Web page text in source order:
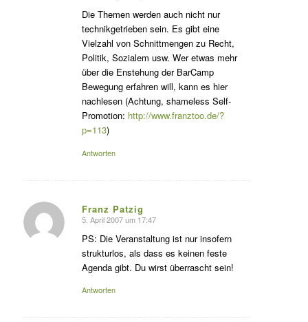
Die Themen werden auch nicht nur
technikgetrieben sein. Es gibt eine
Vielzahl von Schnittmengen zu Recht,
Politik, Sozialem usw. Wer etwas mehr
über die Enstehung der BarCamp
Bewegung erfahren will, kann es hier
nachlesen (Achtung, shameless Self-
Promotion: http://www.franztoo.de/?
p=113)
Antworten
Franz Patzig
s
agte:
5. April 2007 um 17:47
PS: Die Veranstaltung ist nur insofern
strukturlos, als dass es keinen feste
Agenda gibt. Du wirst überrascht sein!
Antworten